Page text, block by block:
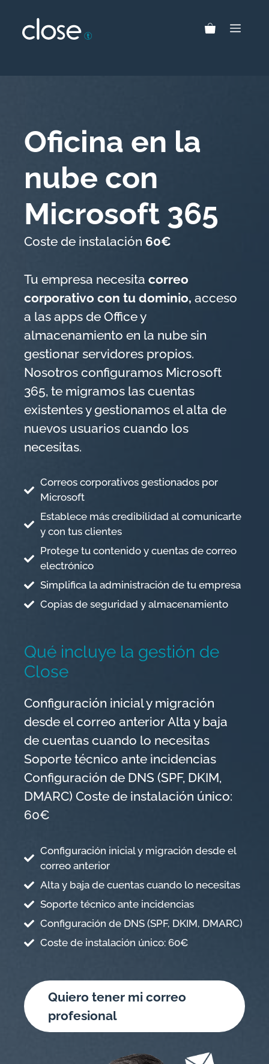
Oficina en la
nube con
Microsoft 365
Coste de instalación 60€
Tu empresa necesita correo
corporativo con tu dominio, acceso
a las apps de Office y
almacenamiento en la nube sin
gestionar servidores propios.
Nosotros configuramos Microsoft
365, te migramos las cuentas
existentes y gestionamos el alta de
nuevos usuarios cuando los
necesitas.
Correos corporativos gestionados por
Microsoft
Establece más credibilidad al comunicarte
y con tus clientes
Protege tu contenido y cuentas de correo
electrónico
Simplifica la administración de tu empresa
Copias de seguridad y almacenamiento
Qué incluye la gestión de
Close
Configuración inicial y migración
desde el correo anterior Alta y baja
de cuentas cuando lo necesitas
Soporte técnico ante incidencias
Configuración de DNS (SPF, DKIM,
DMARC) Coste de instalación único:
60€
Configuración inicial y migración desde el
correo anterior
Alta y baja de cuentas cuando lo necesitas
Soporte técnico ante incidencias
Configuración de DNS (SPF, DKIM, DMARC)
Coste de instalación único: 60€
Quiero tener mi correo
profesional